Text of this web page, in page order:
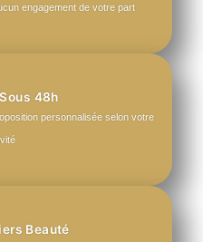
engagement de votre part
48h
personnalisée selon votre
Beauté